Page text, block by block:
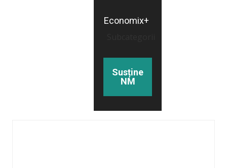
Economix+
Susține
NM